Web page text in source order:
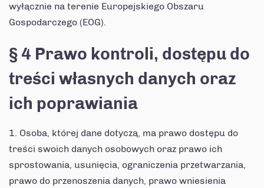
wyłącznie na terenie Europejskiego Obszaru
Gospodarczego (EOG).
§ 4 Prawo kontroli, dostępu do
treści własnych danych oraz
ich poprawiania
Osoba, której dane dotyczą, ma prawo dostępu do
treści swoich danych osobowych oraz prawo ich
sprostowania, usunięcia, ograniczenia przetwarzania,
prawo do przenoszenia danych, prawo wniesienia